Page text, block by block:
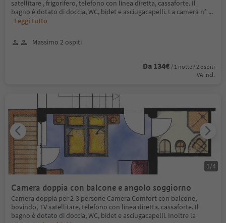
satellitare , frigorifero, telefono con linea diretta, cassaforte. Il
bagno è dotato di doccia, WC, bidet e asciugacapelli. La camera n° ...
Leggi tutto
Massimo 2 ospiti
Da 134€ / 1 notte / 2 ospiti
IVA incl.
Camera doppia con balcone e angolo soggiorno
Camera doppia per 2-3 persone Camera Comfort con balcone,
bovindo, TV satellitare, telefono con linea diretta, cassaforte. Il
bagno è dotato di doccia, WC, bidet e asciugacapelli. Inoltre la
1/4